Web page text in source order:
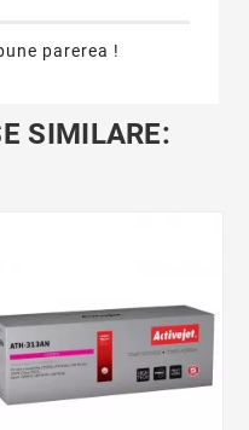
parerea !
SIMILARE: